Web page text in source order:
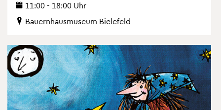
11:00 - 18:00 Uhr
Bau­ern­haus­mu­se­um Bie­le­feld